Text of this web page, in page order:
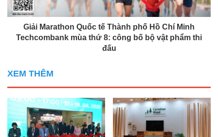
Giải Marathon Quốc tế Thành phố Hồ Chí Minh
Techcombank mùa thứ 8: công bố bộ vật phẩm thi
đấu
XEM THÊM